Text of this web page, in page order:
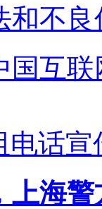
和不
国互
电话宣
海